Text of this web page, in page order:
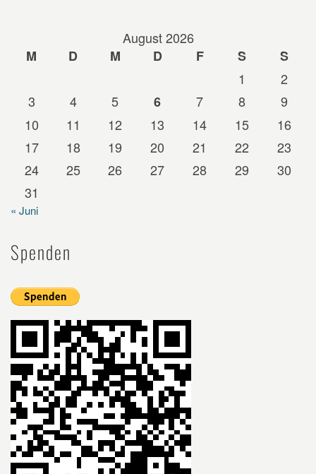
August 2026
M
D M D F S
S
1
2
3
4 5 6 7 8
9
10
11 12 13 14 15
16
17
18 19 20 21 22
23
24
25 26 27 28 29
30
31
« Juni
Spenden